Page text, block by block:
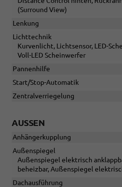
(Surround View)
Lenkung
Lichttechnik
Kurvenlicht, Lichtsensor, LED-
Voll-LED Scheinwerfer
Pannenhilfe
Start/Stop-Automatik
Zentralverriegelung
AUSSEN
Anhängerkupplung
Außenspiegel
Außenspiegel elektrisch
beheizbar, Außenspiegel
Dachausführung